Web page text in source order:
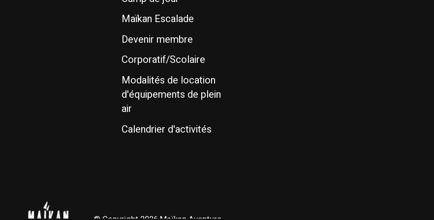
Maïkan Escalade
Devenir membre
Corporatif/Scolaire
Modalités de location
d'équipements de plein
air
Calendrier d'activités